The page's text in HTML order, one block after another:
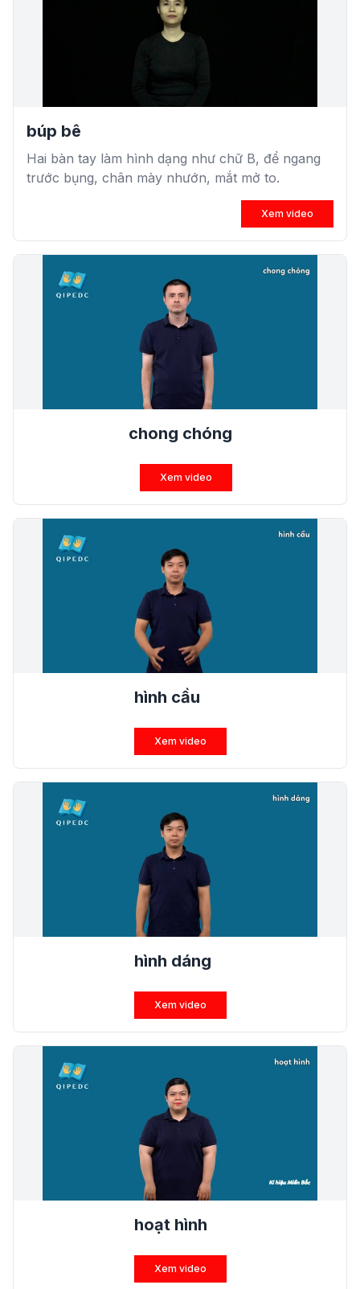
búp bê
Hai bàn tay làm hình dạng như chữ B, để ngang
trước bụng, chân mày nhướn, mắt mở to.
Xem video
chong chóng
Xem video
hình cầu
Xem video
hình dáng
Xem video
hoạt hình
Xem video